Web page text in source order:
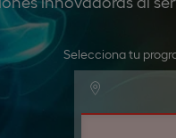
Selecciona tu